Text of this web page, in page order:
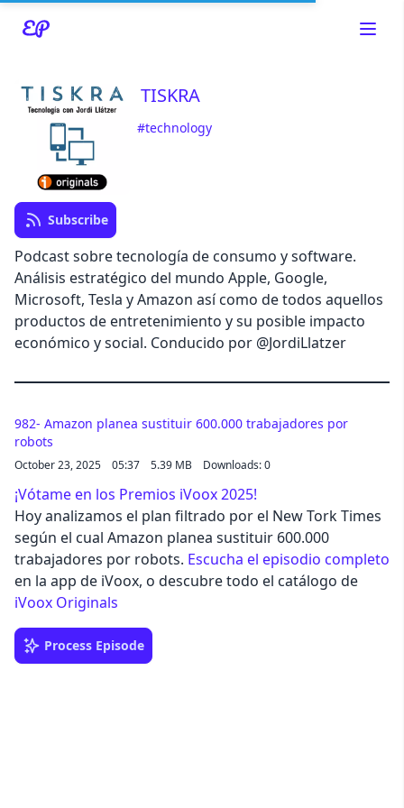
Read about our content policies
TISKRA
#technology
Subscribe
Podcast sobre tecnología de consumo y software.
Análisis estratégico del mundo Apple, Google,
Microsoft, Tesla y Amazon así como de todos aquellos
productos de entretenimiento y su posible impacto
económico y social. Conducido por @JordiLlatzer
Cancel
982- Amazon planea sustituir 600.000 trabajadores por
robots
October 23, 2025 05:37 5.39 MB Downloads: 0
¡Vótame en los Premios iVoox 2025!
Hoy analizamos el plan filtrado por el New Tork Times
según el cual Amazon planea sustituir 600.000
trabajadores por robots. Escucha el episodio completo
en la app de iVoox, o descubre todo el catálogo de
iVoox Originals
Process Episode